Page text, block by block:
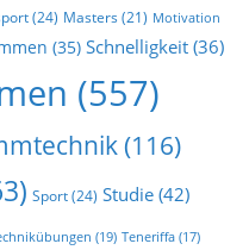
(24) Masters (21) Motivation
(35) Schnelligkeit (36)
(557)
(116)
Sport(24) Studie (42)
(19) Teneriffa (17)